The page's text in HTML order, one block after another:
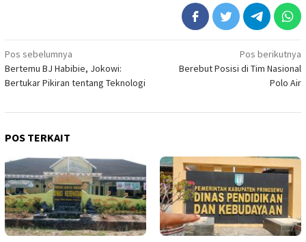
Navigasi
pos
Pos sebelumnya
Bertemu BJ Habibie, Jokowi:
Bertukar Pikiran tentang Teknologi
Pos berikutnya
Berebut Posisi di Tim Nasional
Polo Air
POS TERKAIT